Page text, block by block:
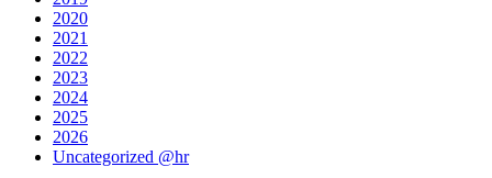
2020
2021
2022
2023
2024
2025
2026
Uncategorized @hr